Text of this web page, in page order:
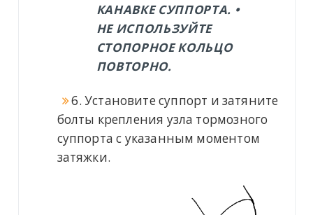
КАНАВКЕ СУППОРТА. •
НЕ ИСПОЛЬЗУЙТЕ
СТОПОРНОЕ КОЛЬЦО
ПОВТОРНО.
6. Установите суппорт и затяните
болты крепления узла тормозного
суппорта с указанным моментом
затяжки.